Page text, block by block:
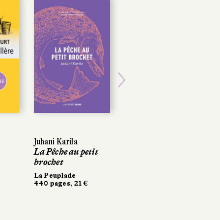
Juhani Karila
La Pêche au petit
brochet
La Peuplade
440 pages, 21 €